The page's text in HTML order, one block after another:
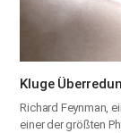
Kluge
Richard Feynman,
einer der größten